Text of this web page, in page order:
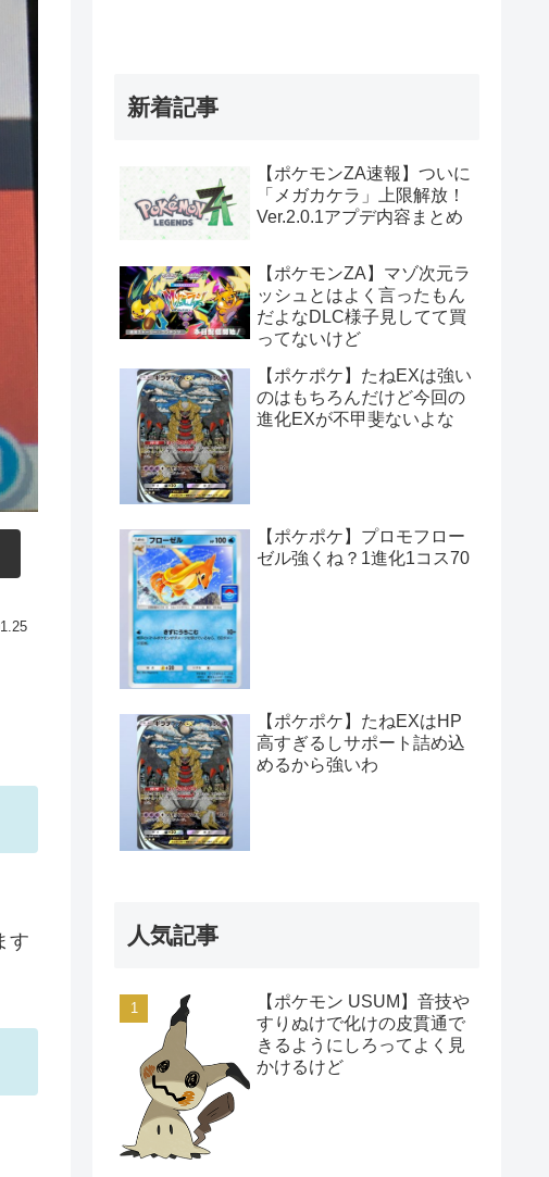
す
新着記事
【ポケモンZA速報】ついに
「メガカケラ」上限解放！
Ver.2.0.1アプデ内容まとめ
【ポケモンZA】マゾ次元ラ
ッシュとはよく言ったもん
だよなDLC様子見してて買
ってないけど
【ポケポケ】たねEXは強い
のはもちろんだけど今回の
進化EXが不甲斐ないよな
【ポケポケ】プロモフロー
ゼル強くね？1進化1コス70
【ポケポケ】たねEXはHP
高すぎるしサポート詰め込
めるから強いわ
人気記事
【ポケモン USUM】音技や
すりぬけで化けの皮貫通で
きるようにしろってよく見
かけるけど